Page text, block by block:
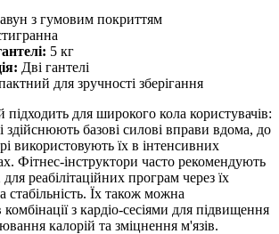
з гумовим покриттям
5 кг
Дві гантелі
для зручності зберігання
підходить для широкого кола користувачів:
здійснюють базові силові вправи вдома, до
використовують їх в інтенсивних
Фітнес-інструктори часто рекомендують
реабілітаційних програм через їх
стабільність. Їх також можна
з кардіо-сесіями для підвищення
калорій та зміцнення м'язів.